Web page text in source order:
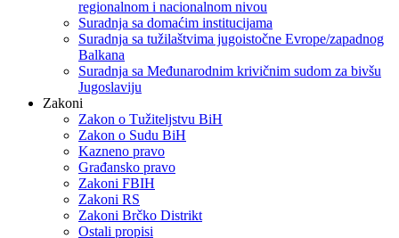
regionalnom i nacionalnom nivou
Suradnja sa domaćim institucijama
Suradnja sa tužilaštvima jugoistočne Evrope/zapadnog
Balkana
Suradnja sa Međunarodnim krivičnim sudom za bivšu
Jugoslaviju
Zakoni
Zakon o Тužiteljstvu BiH
Zakon o Sudu BiH
Kazneno pravo
Građansko pravo
Zakoni FBIH
Zakoni RS
Zakoni Brčko Distrikt
Ostali propisi